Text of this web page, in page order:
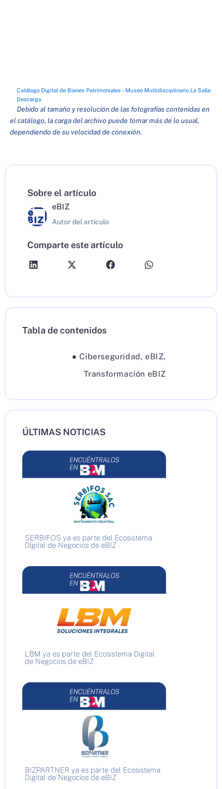
Catálogo Digital de Bienes Patrimoniales – Museo Multidisciplinario La Salle
Descarga
Debido al tamaño y resolución de las fotografías contenidas en
el catálogo, la carga del archivo puede tomar más de lo usual,
dependiendo de su velocidad de conexión.
Sobre el artículo
eBIZ
Autor del artículo
Comparte este artículo
Tabla de contenidos
● Ciberseguridad, eBIZ,
Transformación eBIZ
ÚLTIMAS NOTICIAS
SERBIFOS ya es parte del Ecosistema
Digital de Negocios de eBIZ
LBM ya es parte del Ecosistema Digital
de Negocios de eBIZ
BIZPARTNER ya es parte del Ecosistema
Digital de Negocios de eBIZ